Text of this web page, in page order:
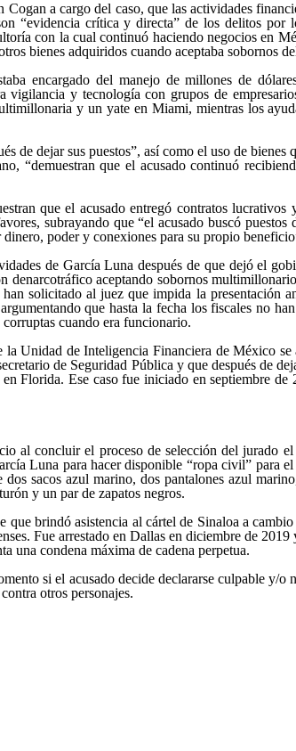
a cargo del caso, que las actividades
evidencia crítica y directa
de los delitos por
con la cual continuó haciendo negocios en
bienes adquiridos cuando aceptaba sobornos
encargado del manejo de millones de
y tecnología con grupos de
y un yate en Miami, mientras los
de dejar sus puestos , así como el uso de bienes
demuestran que el acusado continuó
que el acusado entregó contratos lucrativos
subrayando que el acusado buscó
poder y conexiones para su propio beneficio
de García Luna después de que dejó el
denarcotráfico aceptando sobornos
solicitado al juez que impida la presentación
que hasta la fecha los fiscales no
cuando era funcionario.
Unidad de Inteligencia Financiera de México se
de Seguridad Pública y que después de
Florida. Ese caso fue iniciado en septiembre de
al concluir el proceso de selección del jurado
Luna para hacer disponible
ropa civil
para
sacos azul marino, dos pantalones azul
y un par de zapatos negros.
que brindó asistencia al cártel de Sinaloa a
Fue arrestado en Dallas en diciembre de
una condena máxima de cadena perpetua.
si el acusado decide declararse culpable y/o
otros personajes.